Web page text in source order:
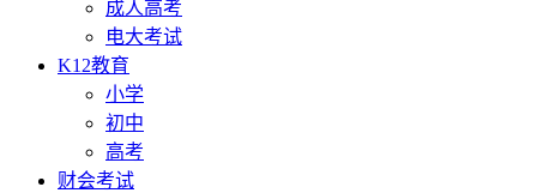
成人高考
电大考试
K12教育
小学
初中
高考
财会考试